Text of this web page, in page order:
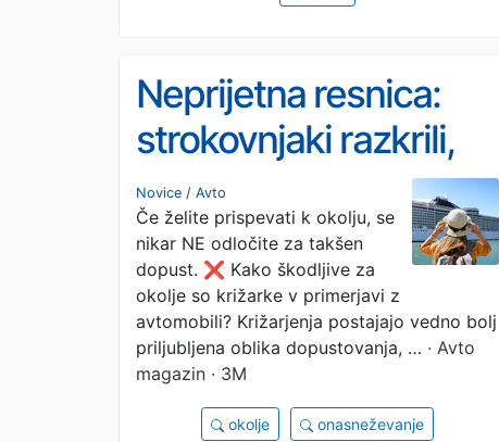
Neprijetna resnica:
strokovnjaki razkrili,
kako škodljive za
okolje so križarke v
primerjavi z avtomobili
Novice / Avto
Če želite prispevati k okolju, se
nikar NE odločite za takšen
dopust. ❌ Kako škodljive za
okolje so križarke v primerjavi z
avtomobili? Križarjenja postajajo vedno bolj
priljubljena oblika dopustovanja, … · Avto
magazin · 3M
okolje onasneževanje